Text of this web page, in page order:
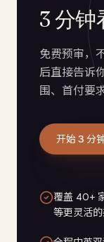
3 分钟
免费预审，
后直接告诉
围、首付要
开始 3 分
覆盖 40+
等更灵活